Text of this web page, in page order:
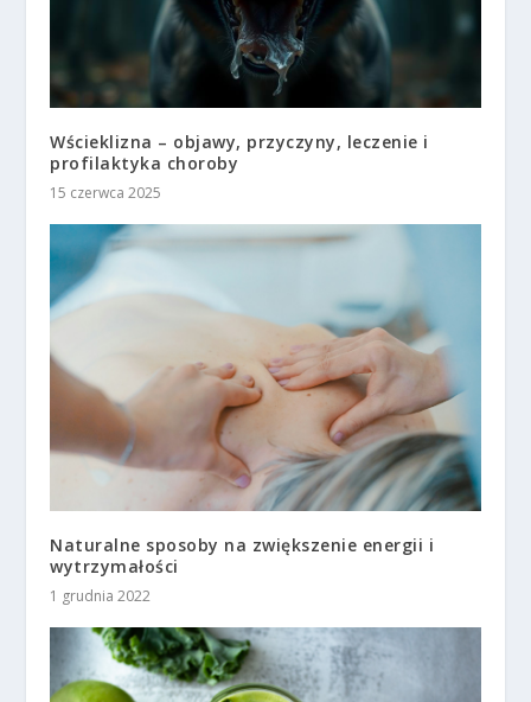
Wścieklizna – objawy, przyczyny, leczenie i
profilaktyka choroby
15 czerwca 2025
Naturalne sposoby na zwiększenie energii i
wytrzymałości
1 grudnia 2022